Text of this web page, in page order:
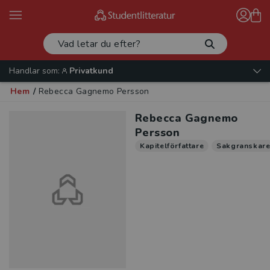
Handlar som:
Privatkund
Hem / Rebecca Gagnemo Persson
Rebecca Gagnemo
Persson
Kapitelförfattare Sakgranskare